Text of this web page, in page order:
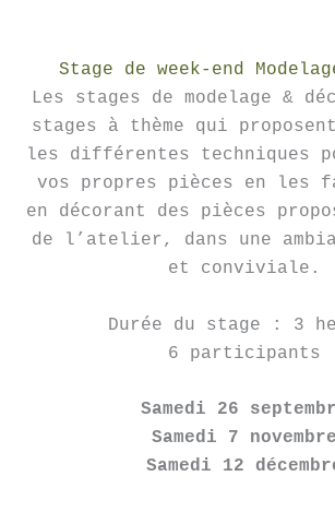
Stage de week-end
Les stages de modelage &
stages à thème qui
les différentes techniques
vos propres pièces en les
en décorant des pièces
de l’atelier, dans une
et conviviale.
Durée du stage : 3
6 participants
Samedi 26
Samedi 7 novembre
Samedi 12